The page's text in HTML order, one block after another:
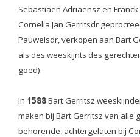
Sebastiaen Adriaensz en
Cornelia Jan Gerritsdr
Pauwelsdr, verkopen aan Bart
als des weeskijnts des
goed).
In 1588Bart Gerritsz
maken bij Bart Gerritsz van alle
behorende, achtergelaten bij